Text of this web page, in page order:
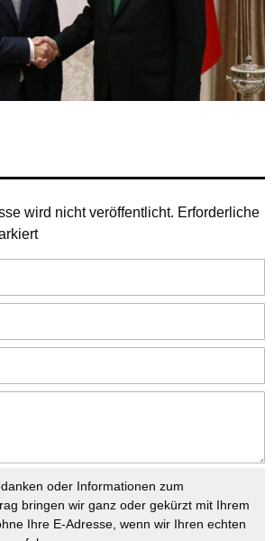
wird nicht veröffentlicht. Erforderliche
oder Informationen zum
bringen wir ganz oder gekürzt mit Ihrem
Ihre E-Adresse, wenn wir Ihren echten